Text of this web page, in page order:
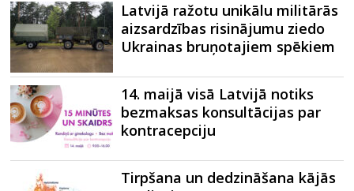
Latvijā ražotu unikālu militārās
aizsardzības risinājumu ziedo
Ukrainas bruņotajiem spēkiem
14. maijā visā Latvijā notiks
bezmaksas konsultācijas par
kontracepciju
Tirpšana un dedzināšana kājās